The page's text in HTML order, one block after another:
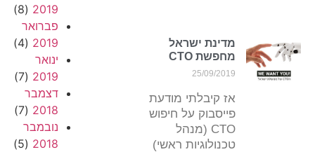
מדינת ישראל
מחפשת CTO
25/09/2019
אז קיבלתי מודעת
פייסבוק על חיפוש
CTO (מנהל
טכנולוגיות ראשי)
2019
(8)
פברואר
2019
(4)
ינואר
2019
(7)
דצמבר
2018
(7)
נובמבר
2018
(5)